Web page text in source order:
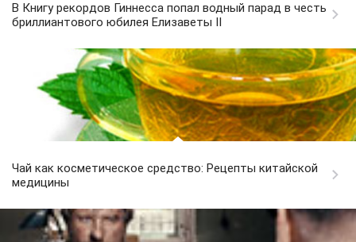
В Книгу рекордов Гиннесса попал водный парад в честь
бриллиантового юбилея Елизаветы II
Чай как косметическое средство: Рецепты китайской
медицины